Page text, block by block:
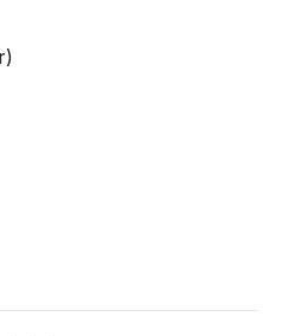
materiale
topplomme og hovedrom